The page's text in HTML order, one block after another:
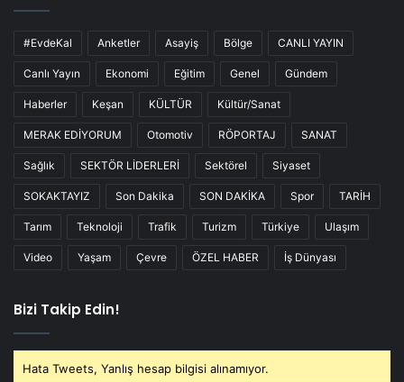
#EvdeKal Anketler Asayiş Bölge CANLI YAYIN
Canlı Yayın Ekonomi Eğitim Genel Gündem
Haberler Keşan KÜLTÜR Kültür/Sanat
MERAK EDİYORUM Otomotiv RÖPORTAJ SANAT
Sağlık SEKTÖR LİDERLERİ Sektörel Siyaset
SOKAKTAYIZ Son Dakika SON DAKİKA Spor TARİH
Tarım Teknoloji Trafik Turizm Türkiye Ulaşım
Video Yaşam Çevre ÖZEL HABER İş Dünyası
Bizi Takip Edin!
Hata Tweets, Yanlış hesap bilgisi alınamıyor.